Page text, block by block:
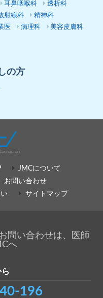
耳鼻咽喉科
透析科
射線科
精神科
医 病理科
美容皮膚科
の方
JMCについて
お問い合わせ
サイトマップ
問い合わせは、医師
へ
196